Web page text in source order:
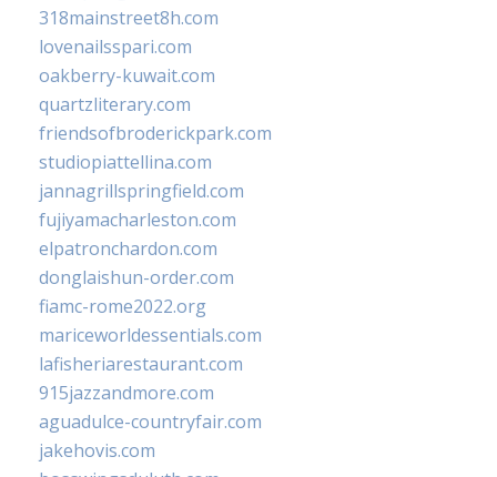
318mainstreet8h.com
lovenailsspari.com
oakberry-kuwait.com
quartzliterary.com
friendsofbroderickpark.com
studiopiattellina.com
jannagrillspringfield.com
fujiyamacharleston.com
elpatronchardon.com
donglaishun-order.com
fiamc-rome2022.org
mariceworldessentials.com
lafisheriarestaurant.com
915jazzandmore.com
aguadulce-countryfair.com
jakehovis.com